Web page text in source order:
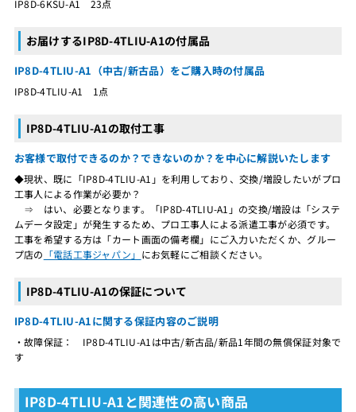
IP8D-6KSU-A1 23点
お届けするIP8D-4TLIU-A1の付属品
IP8D-4TLIU-A1（中古/新古品）をご購入時の付属品
IP8D-4TLIU-A1 1点
IP8D-4TLIU-A1の取付工事
お客様で取付できるのか？できないのか？を中心に解説いたします
◆現状、既に「IP8D-4TLIU-A1」を利用しており、交換/増設したいがプロ
工事人による作業が必要か？
⇒ はい、必要となります。「IP8D-4TLIU-A1」の交換/増設は「システ
ムデータ設定」が発生するため、プロ工事人による派遣工事が必須です。
工事を希望する方は「カート画面の備考欄」にご入力いただくか、グルー
プ店の 「電話工事ジャパン」 にお気軽にご相談ください。
IP8D-4TLIU-A1の保証について
IP8D-4TLIU-A1に関する保証内容のご説明
・故障保証： IP8D-4TLIU-A1は中古/新古品/新品1年間の無償保証対象で
す
IP8D-4TLIU-A1と関連性の高い商品